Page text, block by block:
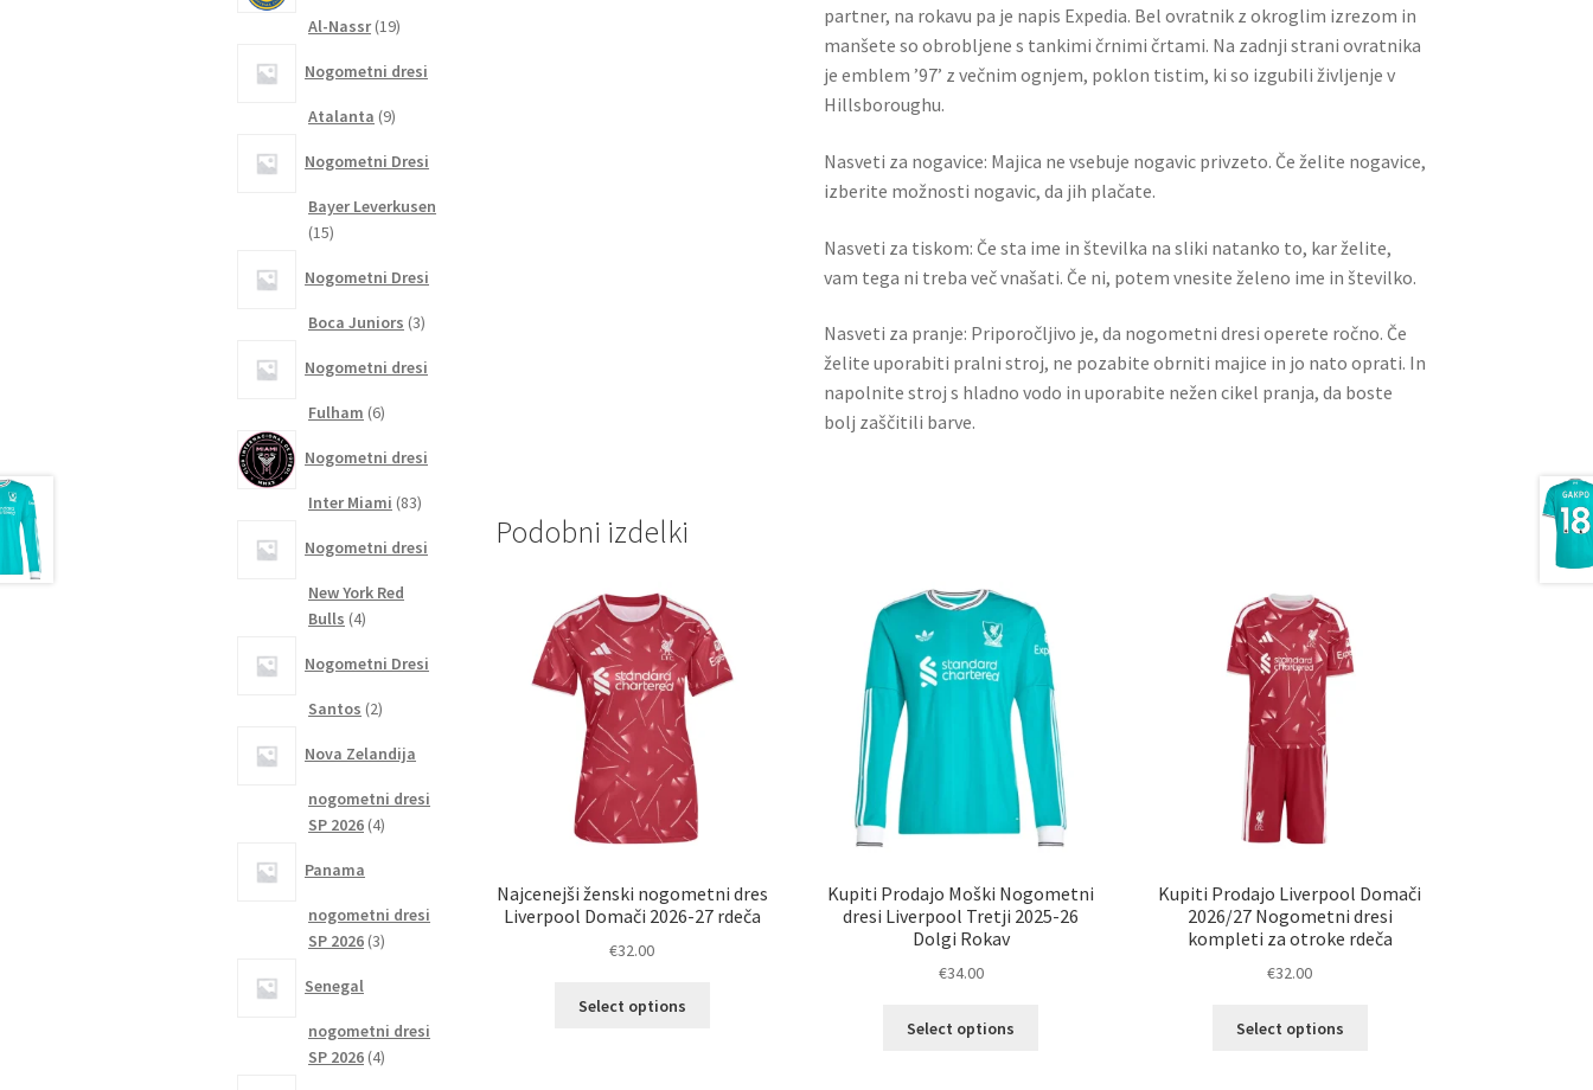
partner, na rokavu pa je napis Expedia. Bel ovratnik z okroglim izrezom in
manšete so obrobljene s tankimi črnimi črtami. Na zadnji strani ovratnika
je emblem ’97’ z večnim ognjem, poklon tistim, ki so izgubili življenje v
Hillsboroughu.
Nasveti za nogavice: Majica ne vsebuje nogavic privzeto. Če želite nogavice,
izberite možnosti nogavic, da jih plačate.
Nasveti za tiskom: Če sta ime in številka na sliki natanko to, kar želite,
vam tega ni treba več vnašati. Če ni, potem vnesite želeno ime in številko.
Nasveti za pranje: Priporočljivo je, da nogometni dresi operete ročno. Če
želite uporabiti pralni stroj, ne pozabite obrniti majice in jo nato oprati. In
napolnite stroj s hladno vodo in uporabite nežen cikel pranja, da boste
bolj zaščitili barve.
Podobni izdelki
Najcenejši ženski nogometni dres
Liverpool Domači 2026-27 rdeča
€32.00
Select options
Kupiti Prodajo Moški Nogometni
dresi Liverpool Tretji 2025-26
Dolgi Rokav
€34.00
Select options
Kupiti Prodajo Liverpool Domači
2026/27 Nogometni dresi
kompleti za otroke rdeča
€32.00
Select options
Al-Nassr 1919
Nogometni dresi
Atalanta 99
Nogometni Dresi
Bayer Leverkusen
1515
Nogometni Dresi
Boca Juniors 33
Nogometni dresi
Fulham 66
Nogometni dresi
Inter Miami 8383
Nogometni dresi
New York Red
Bulls 44
Nogometni Dresi
Santos 22
Nova Zelandija
nogometni dresi
SP 2026 44
Panama
nogometni dresi
SP 2026 33
Senegal
nogometni dresi
SP 2026 44